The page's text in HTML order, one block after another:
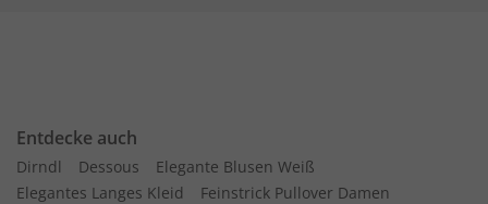
Entdecke auch
Dirndl Dessous
Elegante Blusen Weiß
Elegantes Langes Kleid
Feinstrick Pullover Damen